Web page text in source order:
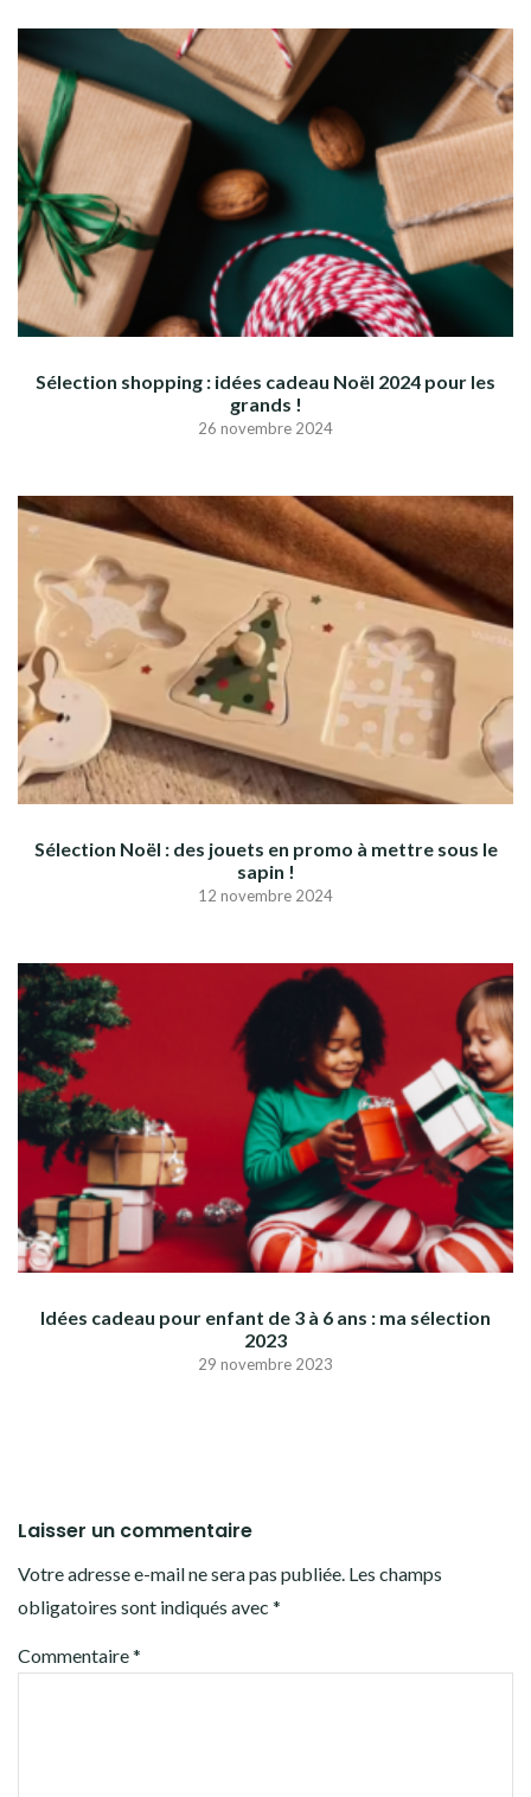
Sélection shopping : idées cadeau Noël 2024 pour les
grands !
26 novembre 2024
Sélection Noël : des jouets en promo à mettre sous le
sapin !
12 novembre 2024
Idées cadeau pour enfant de 3 à 6 ans : ma sélection
2023
29 novembre 2023
Laisser un commentaire
Votre adresse e-mail ne sera pas publiée. Les champs
obligatoires sont indiqués avec *
Commentaire*